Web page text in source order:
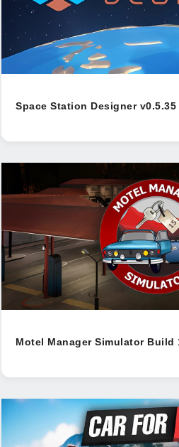
Space Station Designer v0.5.35
Motel Manager Simulator Build